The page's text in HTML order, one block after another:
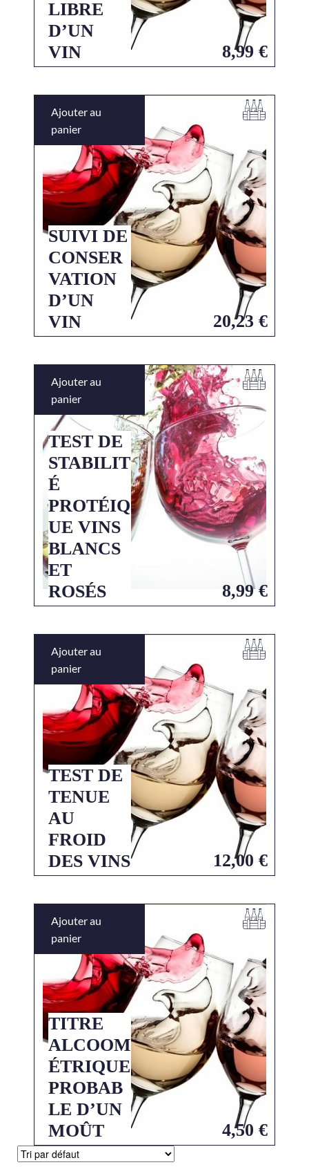
LIBRE
D’UN
VIN
8,99 €
SUIVI DE
CONSER
VATION
D’UN
VIN
20,23 €
Ajouter au
panier
TEST DE
STABILIT
É
PROTÉIQ
UE VINS
BLANCS
ET
ROSÉS
8,99€
Ajouter au
panier
TEST DE
TENUE
AU
FROID
DES VINS
12,00 €
Ajouter au
panier
TITRE
ALCOOM
ÉTRIQUE
PROBAB
LE D’UN
MOÛT
4,50 €
Ajouter au
panier